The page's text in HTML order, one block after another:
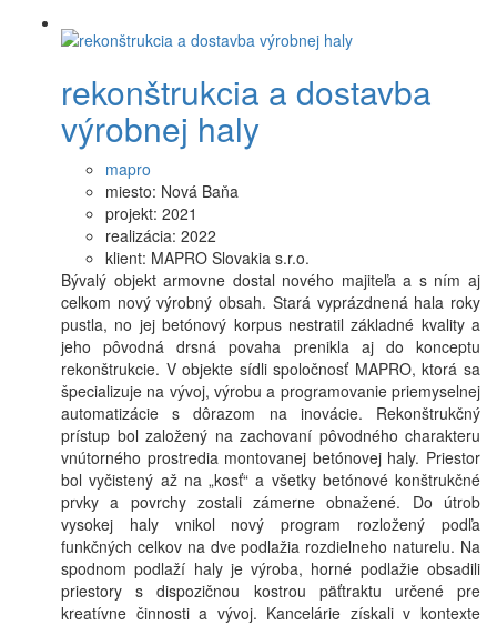
rekonštrukcia a dostavba
výrobnej haly
mapro
miesto: Nová Baňa
projekt: 2021
realizácia: 2022
klient: MAPRO Slovakia s.r.o.
Bývalý objekt armovne dostal nového majiteľa a s ním aj
celkom nový výrobný obsah. Stará vyprázdnená hala roky
pustla, no jej betónový korpus nestratil základné kvality a
jeho pôvodná drsná povaha prenikla aj do konceptu
rekonštrukcie. V objekte sídli spoločnosť MAPRO, ktorá sa
špecializuje na vývoj, výrobu a programovanie priemyselnej
automatizácie s dôrazom na inovácie. Rekonštrukčný
prístup bol založený na zachovaní pôvodného charakteru
vnútorného prostredia montovanej betónovej haly. Priestor
bol vyčistený až na „kosť“ a všetky betónové konštrukčné
prvky a povrchy zostali zámerne obnažené. Do útrob
vysokej haly vnikol nový program rozložený podľa
funkčných celkov na dve podlažia rozdielneho naturelu. Na
spodnom podlaží haly je výroba, horné podlažie obsadili
priestory s dispozičnou kostrou päťtraktu určené pre
kreatívne činnosti a vývoj. Kancelárie získali v kontexte